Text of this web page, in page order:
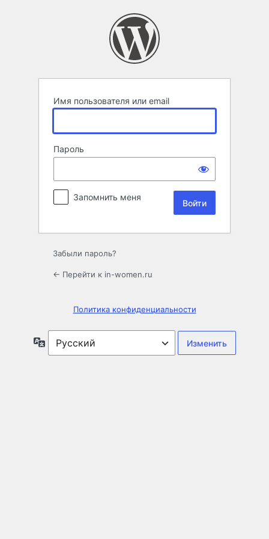
Имя пользователя или email
Пароль
Запомнить меня
Забыли пароль?
← Перейти к in-women.ru
Политика конфиденциальности
Язык